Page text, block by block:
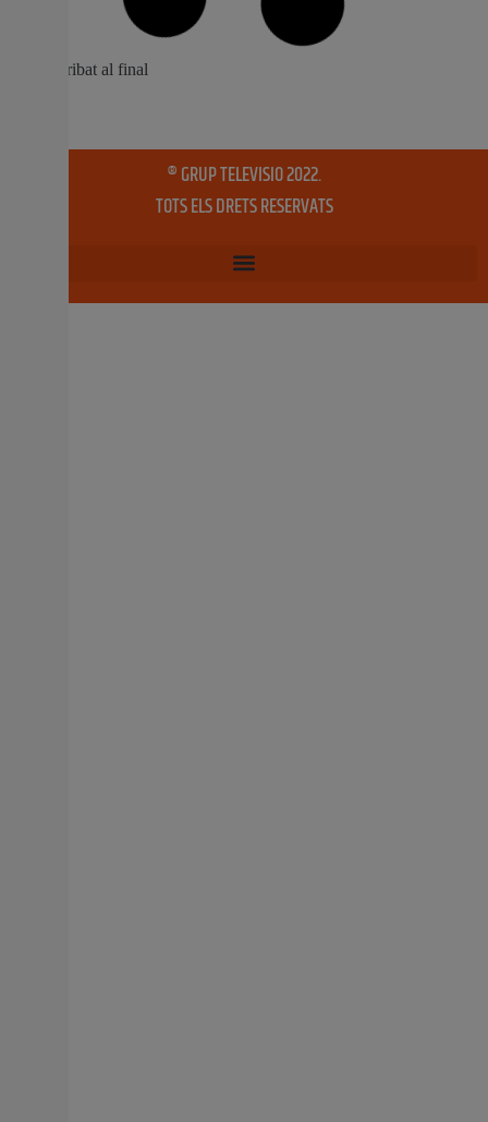
La població va ser la seu de la Fase Provincial de
Campionat d’Espanya de Conjunts i la Primera Fase del
Trofeu de la Federació Les xiques del club amfitrió van
22 octubre, 2019 No hi ha comentaris